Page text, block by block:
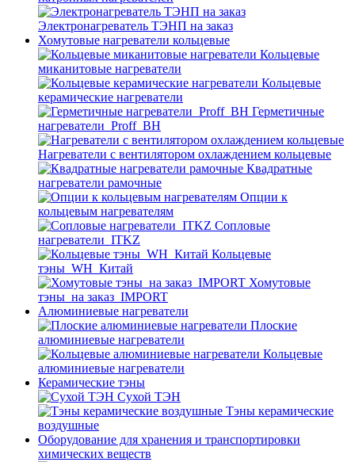
Электронагреватель ТЭНП на заказ
Хомутовые нагреватели кольцевые
Кольцевые
миканитовые нагреватели
Кольцевые
керамические нагреватели
Герметичные
нагреватели_Proff_BH
Нагреватели с вентилятором охлаждением кольцевые
Квадратные
нагреватели рамочные
Опции к
кольцевым нагревателям
Cопловые
нагреватели_ITKZ
Кольцевые
тэны_WH_Китай
Хомутовые
тэны_на заказ_IMPORT
Алюминиевые нагреватели
Плоские
алюминиевые нагреватели
Кольцевые
алюминиевые нагреватели
Керамические тэны
Сухой ТЭН
Тэны керамические
воздушные
Оборудование для хранения и транспортировки
химических веществ